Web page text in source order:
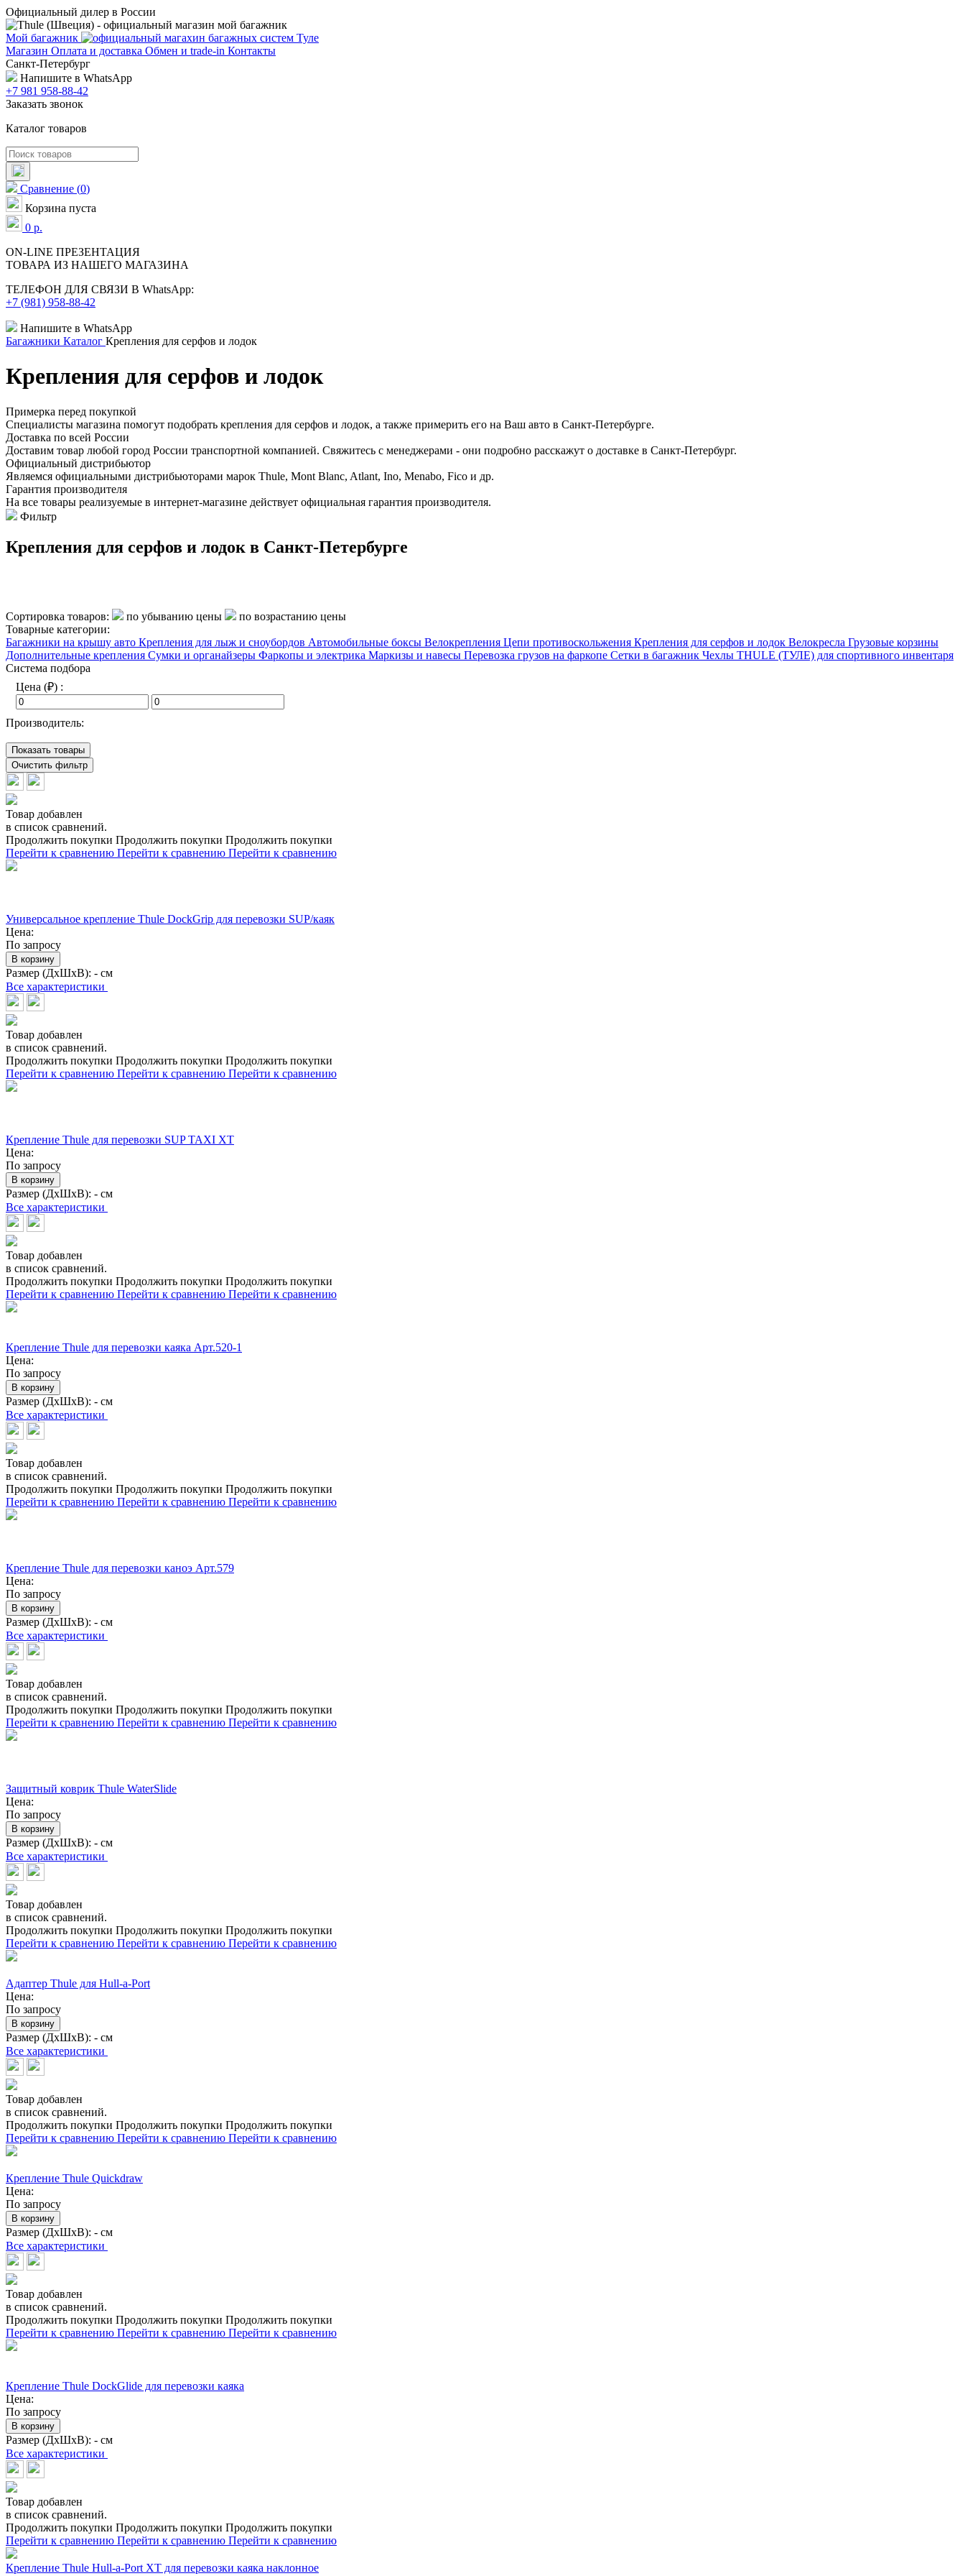
Официальный дилер в России
Мой багажник
Магазин Оплата и доставка Обмен и trade-in Контакты
Санкт-Петербург
Напишите в WhatsApp
+7 981 958-88-42
Заказать звонок
Каталог товаров
Сравнение (0)
Корзина пуста
0 р.
ON-LINE ПРЕЗЕНТАЦИЯ
ТОВАРА ИЗ НАШЕГО МАГАЗИНА
ТЕЛЕФОН ДЛЯ СВЯЗИ В WhatsApp:
+7 (981) 958-88-42
Напишите в WhatsApp
Багажники Каталог Крепления для серфов и лодок
Крепления для серфов и лодок
Примерка перед покупкой
Специалисты магазина помогут подобрать крепления для серфов и лодок, а также примерить его на Ваш авто в Санкт-Петербурге.
Доставка по всей России
Доставим товар любой город России транспортной компанией. Свяжитесь с менеджерами - они подробно расскажут о доставке в Санкт-Петербург.
Официальный дистрибьютор
Являемся официальными дистрибьюторами марок Thule, Mont Blanc, Atlant, Ino, Menabo, Fico и др.
Гарантия производителя
На все товары реализуемые в интернет-магазине действует официальная гарантия производителя.
Фильтр
Крепления для серфов и лодок в Санкт-Петербурге
Сортировка товаров: по убыванию цены
по возрастанию цены
Товарные категории:
Багажники на крышу авто Крепления для лыж и сноубордов Автомобильные боксы Велокрепления Цепи противоскольжения Крепления для серфов и лодок Велокресла Грузовые корзины
Дополнительные крепления Сумки и органайзеры Фаркопы и электрика Маркизы и навесы Перевозка грузов на фаркопе Сетки в багажник Чехлы THULE (ТУЛЕ) для спортивного инвентаря
Система подбора
Цена (₽) :
Производитель:
Показать товары
Очистить фильтр
Товар добавлен
в список сравнений.
Продолжить покупки Продолжить покупки Продолжить покупки
Перейти к сравнению Перейти к сравнению Перейти к сравнению
Универсальное крепление Thule DockGrip для перевозки SUP/каяк
Цена:
По запросу
В корзину
Размер (ДхШхВ): - см
Все характеристики
Товар добавлен
в список сравнений.
Продолжить покупки Продолжить покупки Продолжить покупки
Перейти к сравнению Перейти к сравнению Перейти к сравнению
Крепление Thule для перевозки SUP TAXI XT
Цена:
По запросу
В корзину
Размер (ДхШхВ): - см
Все характеристики
Товар добавлен
в список сравнений.
Продолжить покупки Продолжить покупки Продолжить покупки
Перейти к сравнению Перейти к сравнению Перейти к сравнению
Крепление Thule для перевозки каяка Арт.520-1
Цена:
По запросу
В корзину
Размер (ДхШхВ): - см
Все характеристики
Товар добавлен
в список сравнений.
Продолжить покупки Продолжить покупки Продолжить покупки
Перейти к сравнению Перейти к сравнению Перейти к сравнению
Крепление Thule для перевозки каноэ Арт.579
Цена:
По запросу
В корзину
Размер (ДхШхВ): - см
Все характеристики
Товар добавлен
в список сравнений.
Продолжить покупки Продолжить покупки Продолжить покупки
Перейти к сравнению Перейти к сравнению Перейти к сравнению
Защитный коврик Thule WaterSlide
Цена:
По запросу
В корзину
Размер (ДхШхВ): - см
Все характеристики
Товар добавлен
в список сравнений.
Продолжить покупки Продолжить покупки Продолжить покупки
Перейти к сравнению Перейти к сравнению Перейти к сравнению
Адаптер Thule для Hull-a-Port
Цена:
По запросу
В корзину
Размер (ДхШхВ): - см
Все характеристики
Товар добавлен
в список сравнений.
Продолжить покупки Продолжить покупки Продолжить покупки
Перейти к сравнению Перейти к сравнению Перейти к сравнению
Крепление Thule Quickdraw
Цена:
По запросу
В корзину
Размер (ДхШхВ): - см
Все характеристики
Товар добавлен
в список сравнений.
Продолжить покупки Продолжить покупки Продолжить покупки
Перейти к сравнению Перейти к сравнению Перейти к сравнению
Крепление Thule DockGlide для перевозки каяка
Цена:
По запросу
В корзину
Размер (ДхШхВ): - см
Все характеристики
Товар добавлен
в список сравнений.
Продолжить покупки Продолжить покупки Продолжить покупки
Перейти к сравнению Перейти к сравнению Перейти к сравнению
Крепление Thule Hull-a-Port XT для перевозки каяка наклонное